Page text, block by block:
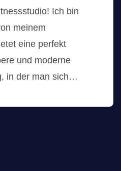
Ich bin
meinem
eine perfekt
und moderne
in der man sich…